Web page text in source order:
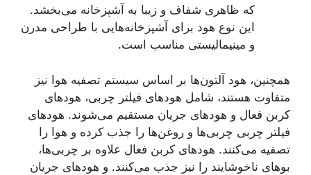
که ظاهری شفاف و زیبا به آشپزخانه می‌بخشد.
این نوع هود برای آشپزخانه‌هایی با طراحی مدرن
و مینیمالیستی مناسب است.
همچنین، هود آلتون‌ها بر اساس سیستم تصفیه هوا نیز
متفاوت هستند، شامل هودهای فیلتر چربی، هودهای
کربن فعال و هودهای جریان مستقیم می‌شوند. هودهای
فیلتر چربی چربی‌ها و روغن‌ها را جذب کرده و هوا را
تصفیه می‌کنند. هودهای کربن فعال علاوه بر چربی‌ها،
بوهای ناخوشایند را نیز جذب می‌کنند. و هودهای جریان